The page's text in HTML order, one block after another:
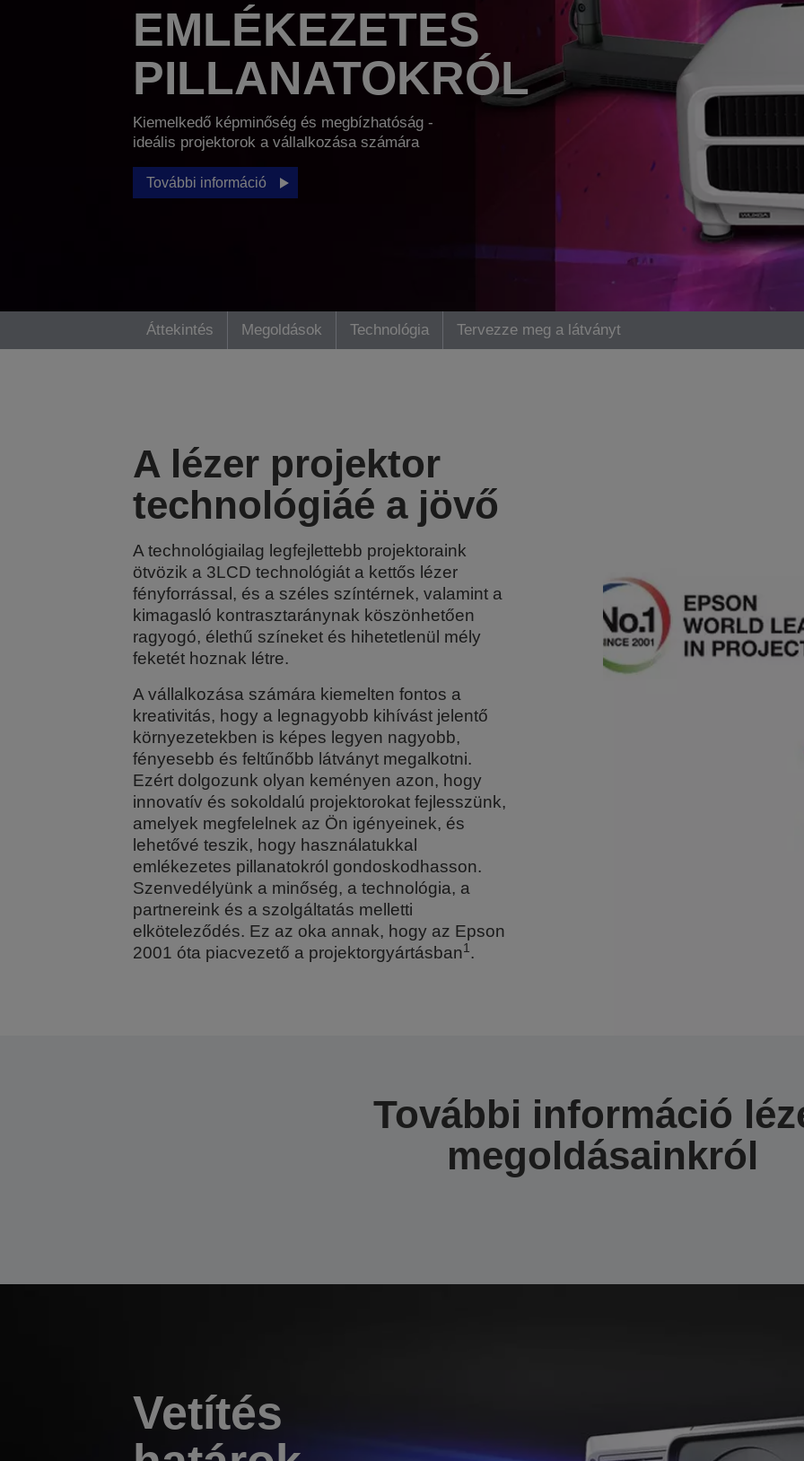
EMLÉKEZETES
PILLANATOKRÓL
Kiemelkedő képminőség és megbízhatóság -
ideális projektorok a vállalkozása számára
További információ
Áttekintés Megoldások Technológia Tervezze meg a látványt
A lézer projektor
technológiáé a jövő
A technológiailag legfejlettebb projektoraink
ötvözik a 3LCD technológiát a kettős lézer
fényforrással, és a széles színtérnek, valamint a
kimagasló kontrasztaránynak köszönhetően
ragyogó, élethű színeket és hihetetlenül mély
feketét hoznak létre.
A vállalkozása számára kiemelten fontos a
kreativitás, hogy a legnagyobb kihívást jelentő
környezetekben is képes legyen nagyobb,
fényesebb és feltűnőbb látványt megalkotni.
Ezért dolgozunk olyan keményen azon, hogy
innovatív és sokoldalú projektorokat fejlesszünk,
amelyek megfelelnek az Ön igényeinek, és
lehetővé teszik, hogy használatukkal
emlékezetes pillanatokról gondoskodhasson.
Szenvedélyünk a minőség, a technológia, a
partnereink és a szolgáltatás melletti
elköteleződés. Ez az oka annak, hogy az Epson
2001 óta piacvezető a projektorgyártásban1 .
További információ
megoldásainkról
Vetítés